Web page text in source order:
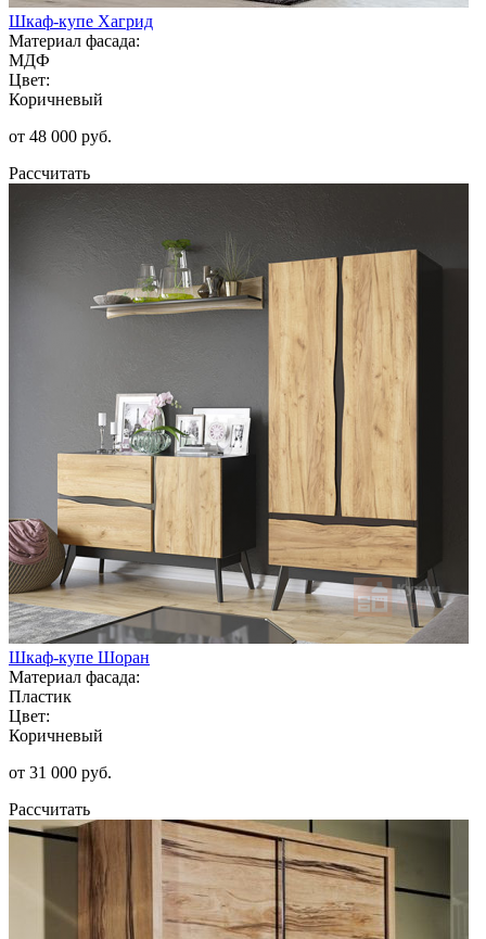
Шкаф-купе Хагрид
Материал фасада:
МДФ
Цвет:
Коричневый
от 48 000 руб.
Рассчитать
Шкаф-купе Шоран
Материал фасада:
Пластик
Цвет:
Коричневый
от 31 000 руб.
Рассчитать